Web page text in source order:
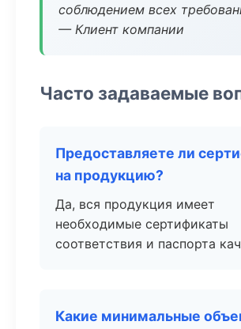
соблюдением всех
— Клиент компании
Часто задаваемые
Предоставляете ли
на продукцию?
Да, вся продукция имеет
необходимые сертификаты
соответствия и паспорта
Какие минимальные